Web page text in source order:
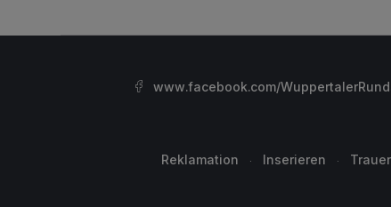
www.facebook.com/
Reklamation Inserieren